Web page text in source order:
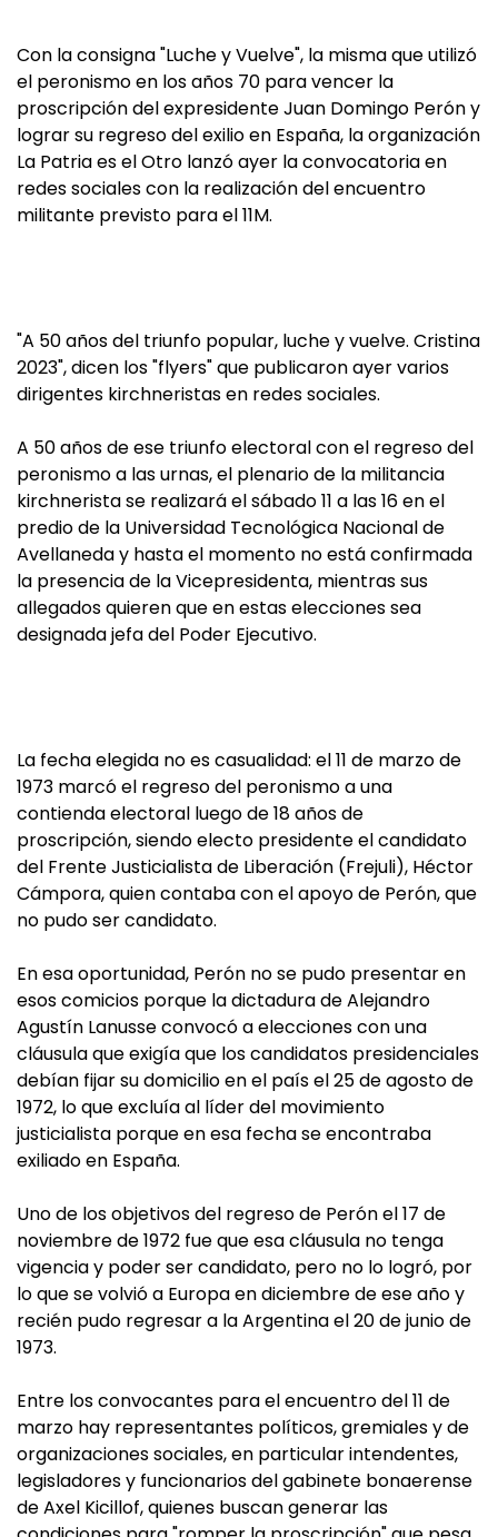
Con la consigna "Luche y Vuelve", la misma que utilizó
el peronismo en los años 70 para vencer la
proscripción del expresidente Juan Domingo Perón y
lograr su regreso del exilio en España, la organización
La Patria es el Otro lanzó ayer la convocatoria en
redes sociales con la realización del encuentro
militante previsto para el 11M.
"A 50 años del triunfo popular, luche y vuelve. Cristina
2023", dicen los "flyers" que publicaron ayer varios
dirigentes kirchneristas en redes sociales.
A 50 años de ese triunfo electoral con el regreso del
peronismo a las urnas, el plenario de la militancia
kirchnerista se realizará el sábado 11 a las 16 en el
predio de la Universidad Tecnológica Nacional de
Avellaneda y hasta el momento no está confirmada
la presencia de la Vicepresidenta, mientras sus
allegados quieren que en estas elecciones sea
designada jefa del Poder Ejecutivo.
La fecha elegida no es casualidad: el 11 de marzo de
1973 marcó el regreso del peronismo a una
contienda electoral luego de 18 años de
proscripción, siendo electo presidente el candidato
del Frente Justicialista de Liberación (Frejuli), Héctor
Cámpora, quien contaba con el apoyo de Perón, que
no pudo ser candidato.
En esa oportunidad, Perón no se pudo presentar en
esos comicios porque la dictadura de Alejandro
Agustín Lanusse convocó a elecciones con una
cláusula que exigía que los candidatos presidenciales
debían fijar su domicilio en el país el 25 de agosto de
1972, lo que excluía al líder del movimiento
justicialista porque en esa fecha se encontraba
exiliado en España.
Uno de los objetivos del regreso de Perón el 17 de
noviembre de 1972 fue que esa cláusula no tenga
vigencia y poder ser candidato, pero no lo logró, por
lo que se volvió a Europa en diciembre de ese año y
recién pudo regresar a la Argentina el 20 de junio de
1973.
Entre los convocantes para el encuentro del 11 de
marzo hay representantes políticos, gremiales y de
organizaciones sociales, en particular intendentes,
legisladores y funcionarios del gabinete bonaerense
de Axel Kicillof, quienes buscan generar las